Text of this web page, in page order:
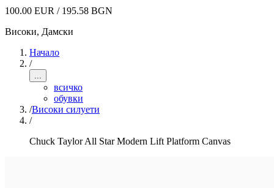
100.00 EUR / 195.58 BGN
Високи, Дамски
Начало
/
...
всичко
обувки
/Високи силуети
/
Chuck Taylor All Star Modern Lift Platform Canvas